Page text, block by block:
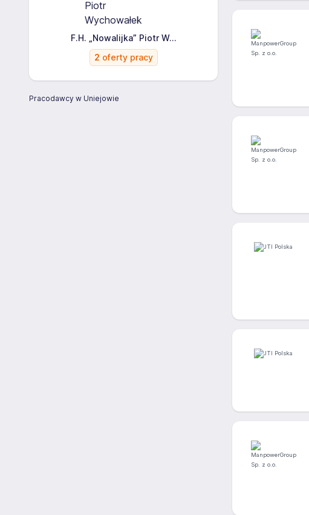
F.H. „Nowalijka” Piotr W...
2 oferty pracy
Pracodawcy w Uniejowie